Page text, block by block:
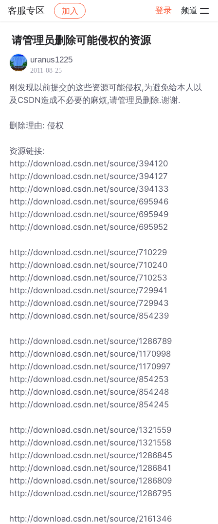
客服专区 加入 登录 频道
社区 客服专区 帖子详情
请管理员删除可能侵权的资源
uranus1225
2011-08-25
刚发现以前提交的这些资源可能侵权,为避免给本人以
及CSDN造成不必要的麻烦,请管理员删除.谢谢.
删除理由: 侵权
资源链接:
http://download.csdn.net/source/394120
http://download.csdn.net/source/394127
http://download.csdn.net/source/394133
http://download.csdn.net/source/695946
http://download.csdn.net/source/695949
http://download.csdn.net/source/695952
http://download.csdn.net/source/710229
http://download.csdn.net/source/710240
http://download.csdn.net/source/710253
http://download.csdn.net/source/729941
http://download.csdn.net/source/729943
http://download.csdn.net/source/854239
http://download.csdn.net/source/1286789
http://download.csdn.net/source/1170998
http://download.csdn.net/source/1170997
http://download.csdn.net/source/854253
http://download.csdn.net/source/854248
http://download.csdn.net/source/854245
http://download.csdn.net/source/1321559
http://download.csdn.net/source/1321558
http://download.csdn.net/source/1286845
http://download.csdn.net/source/1286841
http://download.csdn.net/source/1286809
http://download.csdn.net/source/1286795
http://download.csdn.net/source/2161346